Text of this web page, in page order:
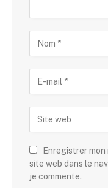
Enregistrer
site web dans le
je commente.